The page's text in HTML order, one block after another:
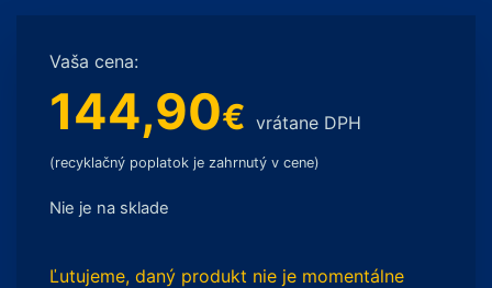
Vaša cena:
144,90€ vrátane DPH
(recyklačný poplatok je zahrnutý v cene)
Nie je na sklade
Ľutujeme, daný produkt nie je momentálne